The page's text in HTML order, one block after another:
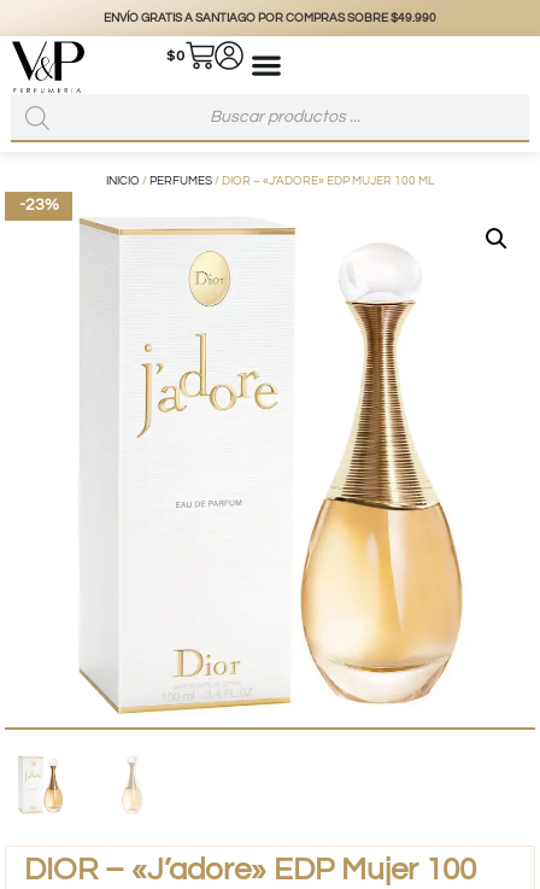
ENVÍO GRATIS A SANTIAGO POR COMPRAS SOBRE $49.990
$0
INICIO / PERFUMES / DIOR – «J’ADORE» EDP MUJER 100 ML
-23%
DIOR – «J’adore» EDP Mujer 100